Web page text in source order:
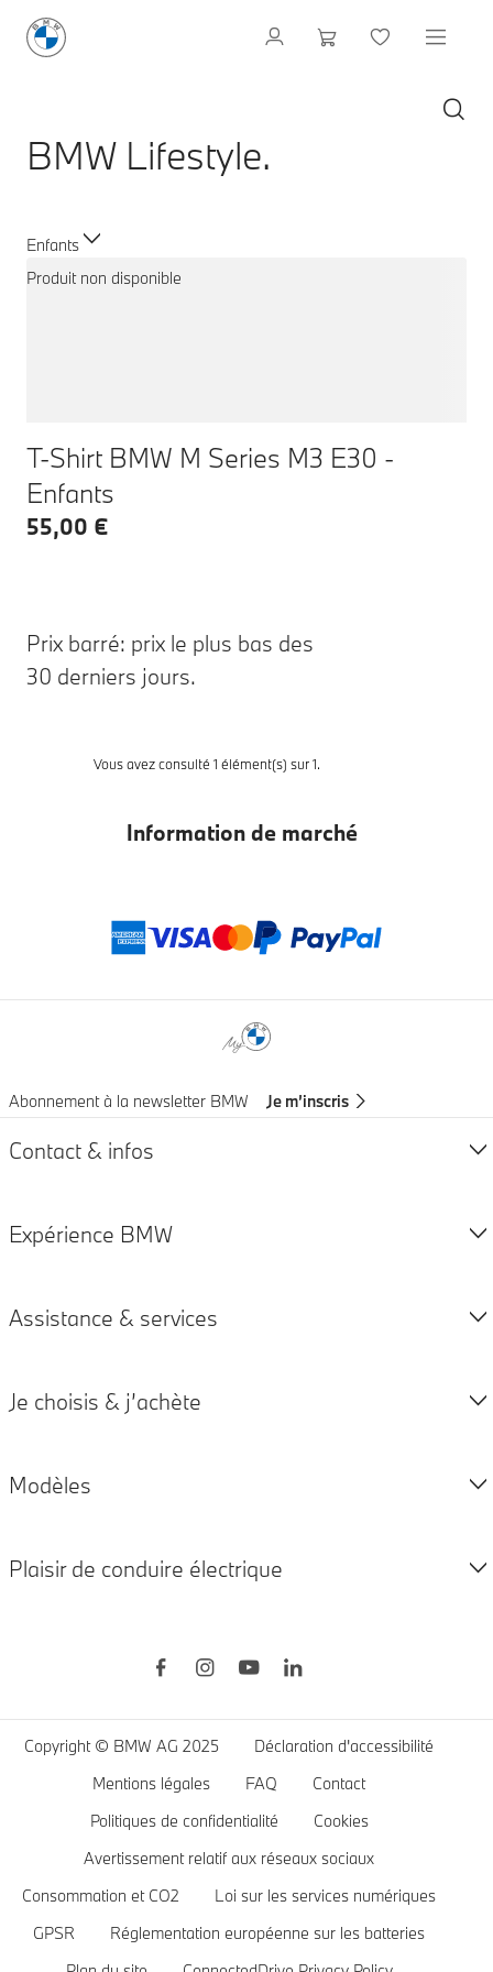
BMW Lifestyle.
Enfants
Produit non disponible
T-Shirt BMW M Series M3 E30 -
Enfants
55,00 €
Prix barré: prix le plus bas des
30 derniers jours.
Vous avez consulté 1 élément(s) sur 1.
Information de marché
Modes de